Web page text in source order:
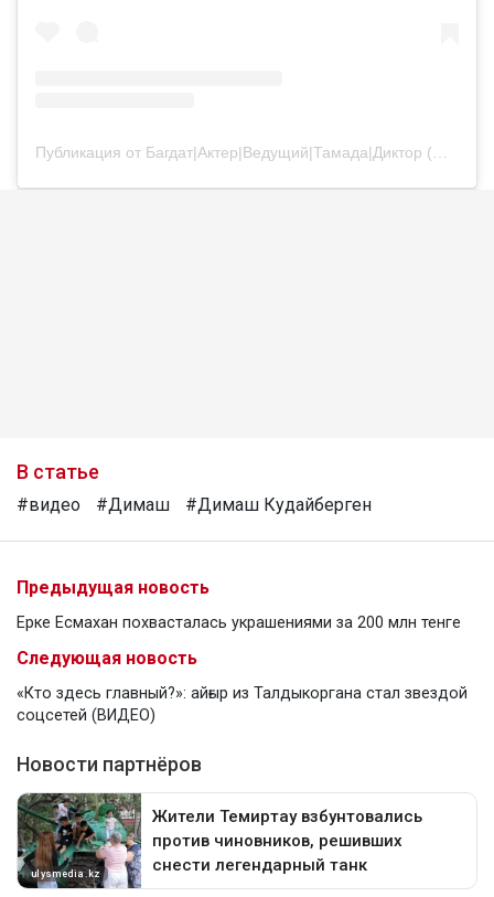
Публикация от Багдат|Актер|Ведущий|Тамада|Диктор (@bagdatturehan)
В статье
#видео #Димаш #Димаш Кудайберген
Предыдущая новость
Ерке Есмахан похвасталась украшениями за 200 млн тенге
Следующая новость
«Кто здесь главный?»: айғыр из Талдыкоргана стал звездой
соцсетей (ВИДЕО)